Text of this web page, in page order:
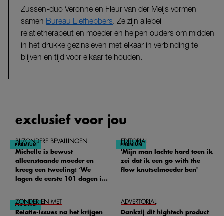
Zussen-duo Veronne en Fleur van der Meijs vormen
samen Bureau Liefhebbers. Ze zijn allebei
relatietherapeut en moeder en helpen ouders om midden
in het drukke gezinsleven met elkaar in verbinding te
blijven en tijd voor elkaar te houden.
exclusief voor jou
BIJZONDERE BEVALLINGEN
Michelle is bewust
alleenstaande moeder en
kreeg een tweeling: ‘We
lagen de eerste 101 dagen in
EDITORIAL
'Mijn man lachte hard toen ik
zei dat ik een go with the
flow knutselmoeder ben'
ZONDER EN MET
Relatie-issues na het krijgen
ADVERTORIAL
Dankzij dit hightech product